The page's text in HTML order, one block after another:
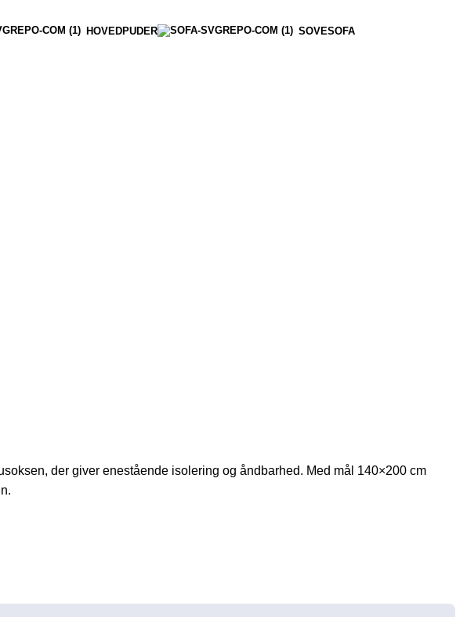
HOVEDPUDER
SOVESOFA
der giver enestående isolering og åndbarhed. Med mål 140×200 cm